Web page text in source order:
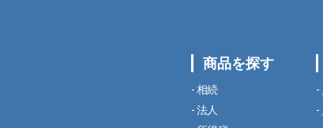
商品を探す
相続
法人